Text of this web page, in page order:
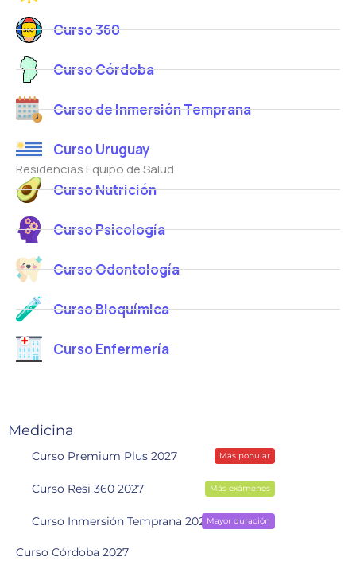
Curso 360
Curso Córdoba
Curso de Inmersión Temprana
Curso Uruguay
Residencias Equipo de Salud
Curso Nutrición
Curso Psicología
Curso Odontología
Curso Bioquímica
Curso Enfermería
Medicina
Curso Premium Plus 2027 Más popular
Curso Resi 360 2027 Más exámenes
Curso Inmersión Temprana 2028Mayor duración
Curso Córdoba 2027